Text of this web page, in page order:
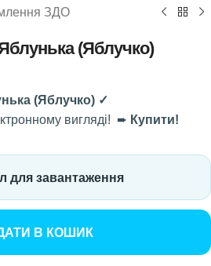
ЗДО
(Яблучко)
(Яблучко) ✓
вигляді! ➨ Купити!
для завантаження
В КОШИК